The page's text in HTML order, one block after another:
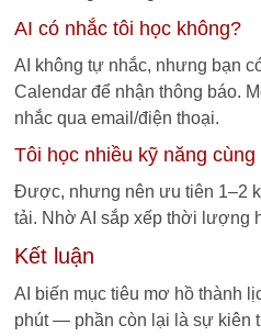
AI có nhắc tôi học không?
AI không tự nhắc, nhưng bạn
Calendar để nhận thông báo.
nhắc qua email/điện thoại.
Tôi học nhiều kỹ năng
Được, nhưng nên ưu tiên 1–2
tải. Nhờ AI sắp xếp thời lượng
Kết luận
AI biến mục tiêu mơ hồ thành
phút — phần còn lại là sự kiên